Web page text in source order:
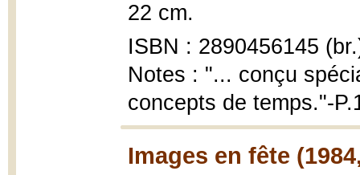
22 cm.
ISBN : 2890456145
Notes : "... conçu
concepts de temps."-
Images en fête